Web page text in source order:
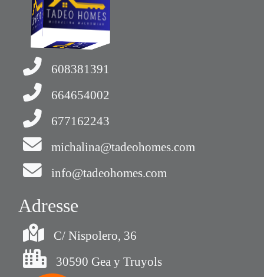
608381391
664654002
677162243
michalina@tadeohomes.com
info@tadeohomes.com
Adresse
C/ Nispolero, 36
30590 Gea y Truyols